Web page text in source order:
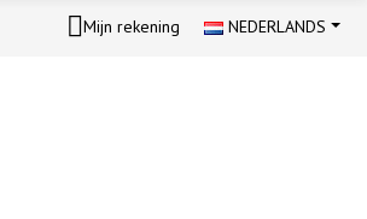
Mijn rekening NEDERLANDS